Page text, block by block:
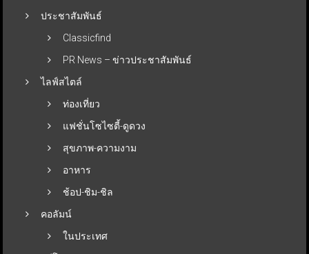
ประชาสัมพันธ์
Classicfind
PR News – ข่าวประชาสัมพันธ์
ไลฟ์สไตล์
ท่องเที่ยว
แฟชั่นโซไซตี้-ดูดวง
สุขภาพ-ความงาม
อาหาร
ช้อป-ชิม-ชิล
คอลัมน์
ในประเทศ